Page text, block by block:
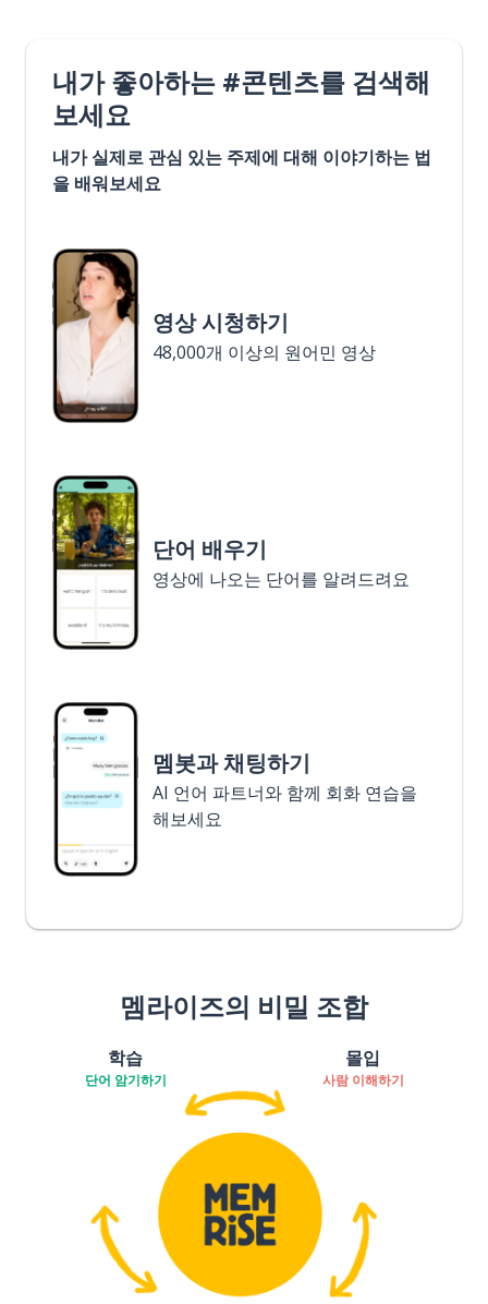
내가 좋아하는 #콘텐츠를 검색해
보세요
내가 실제로 관심 있는 주제에 대해 이야기하는 법
을 배워보세요
영상 시청하기
48,000개 이상의 원어민 영상
단어 배우기
영상에 나오는 단어를 알려드려요
멤봇과 채팅하기
AI 언어 파트너와 함께 회화 연습을
해보세요
멤라이즈의 비밀 조합
학습
단어 암기하기
몰입
사람 이해하기